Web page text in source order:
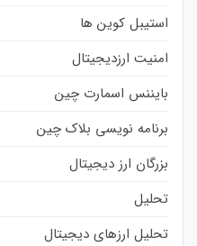
استیبل کوین ها
امنیت ارزدیجیتال
بایننس اسمارت چین
برنامه نویسی بلاک چین
بزرگان ارز دیجیتال
تحلیل
تحلیل ارزهای دیجیتال